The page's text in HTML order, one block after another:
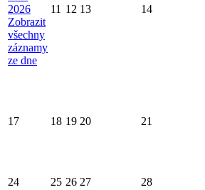
2026
Zobrazit
všechny
záznamy
ze dne
11 12 13 14
17 18 19 20 21
24
25 26 27 28